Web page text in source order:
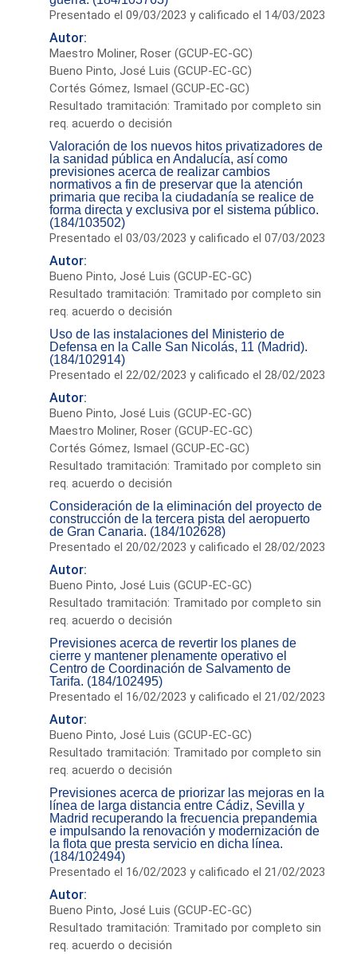
Presentado el 09/03/2023 y calificado el 14/03/2023
Autor:
Maestro Moliner, Roser (GCUP-EC-GC)
Bueno Pinto, José Luis (GCUP-EC-GC)
Cortés Gómez, Ismael (GCUP-EC-GC)
Resultado tramitación: Tramitado por completo sin
req. acuerdo o decisión
Valoración de los nuevos hitos privatizadores de
la sanidad pública en Andalucía, así como
previsiones acerca de realizar cambios
normativos a fin de preservar que la atención
primaria que reciba la ciudadanía se realice de
forma directa y exclusiva por el sistema público.
(184/103502)
Presentado el 03/03/2023 y calificado el 07/03/2023
Autor:
Bueno Pinto, José Luis (GCUP-EC-GC)
Resultado tramitación: Tramitado por completo sin
req. acuerdo o decisión
Uso de las instalaciones del Ministerio de
Defensa en la Calle San Nicolás, 11 (Madrid).
(184/102914)
Presentado el 22/02/2023 y calificado el 28/02/2023
Autor:
Bueno Pinto, José Luis (GCUP-EC-GC)
Maestro Moliner, Roser (GCUP-EC-GC)
Cortés Gómez, Ismael (GCUP-EC-GC)
Resultado tramitación: Tramitado por completo sin
req. acuerdo o decisión
Consideración de la eliminación del proyecto de
construcción de la tercera pista del aeropuerto
de Gran Canaria. (184/102628)
Presentado el 20/02/2023 y calificado el 28/02/2023
Autor:
Bueno Pinto, José Luis (GCUP-EC-GC)
Resultado tramitación: Tramitado por completo sin
req. acuerdo o decisión
Previsiones acerca de revertir los planes de
cierre y mantener plenamente operativo el
Centro de Coordinación de Salvamento de
Tarifa. (184/102495)
Presentado el 16/02/2023 y calificado el 21/02/2023
Autor:
Bueno Pinto, José Luis (GCUP-EC-GC)
Resultado tramitación: Tramitado por completo sin
req. acuerdo o decisión
Previsiones acerca de priorizar las mejoras en la
línea de larga distancia entre Cádiz, Sevilla y
Madrid recuperando la frecuencia prepandemia
e impulsando la renovación y modernización de
la flota que presta servicio en dicha línea.
(184/102494)
Presentado el 16/02/2023 y calificado el 21/02/2023
Autor:
Bueno Pinto, José Luis (GCUP-EC-GC)
Resultado tramitación: Tramitado por completo sin
req. acuerdo o decisión